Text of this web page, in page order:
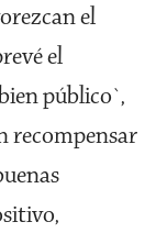
el
el
público`,
recompensar